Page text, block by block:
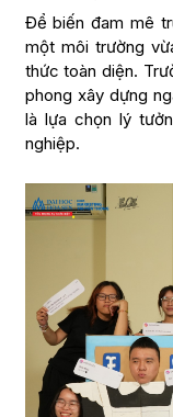
Để biến đam mê
một môi trường
thức toàn diện.
phong xây dựng
là lựa chọn lý
nghiệp.